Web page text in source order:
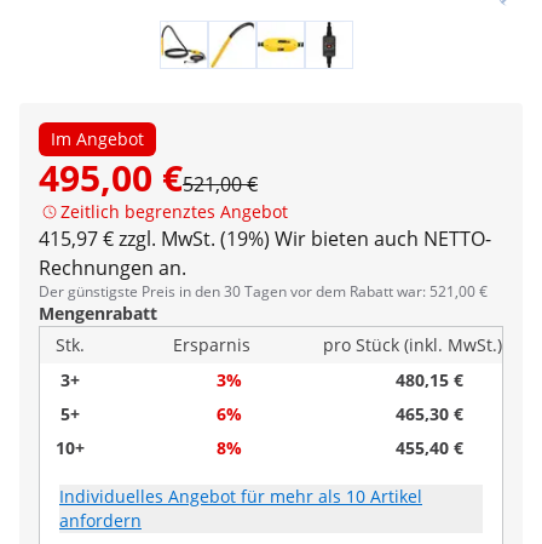
Im Angebot
495,00 €521,00 €
Zeitlich begrenztes Angebot
415,97 € zzgl. MwSt. (19%) Wir bieten auch NETTO-
Rechnungen an.
Der günstigste Preis in den 30 Tagen vor dem Rabatt war: 521,00 €
Mengenrabatt
Stk.
Ersparnis
pro Stück (inkl. MwSt.)
3+
3%
480,15 €
5+
6%
465,30 €
10+
8% 455,40 €
Individuelles Angebot für mehr als 10 Artikel
anfordern